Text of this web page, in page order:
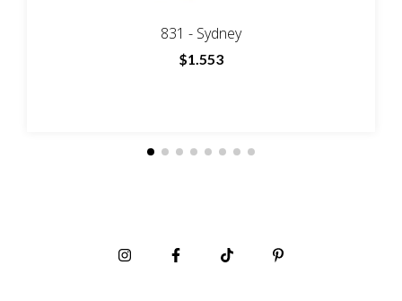
831 - Sydney
$1.553